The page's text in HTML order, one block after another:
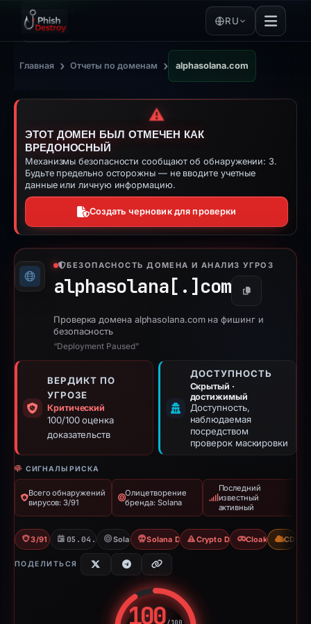
RU
Главная › Отчеты по доменам › alphasolana.com
⚠️
ЭТОТ ДОМЕН БЫЛ ОТМЕЧЕН КАК
ВРЕДОНОСНЫЙ
Механизмы безопасности сообщают об обнаружении: 3.
Будьте предельно осторожны — не вводите учетные
данные или личную информацию.
Создать черновик для проверки
БЕЗОПАСНОСТЬ ДОМЕНА И АНАЛИЗ УГРОЗ
alphasolana[.] com Копировать
Проверка домена alphasolana.com на фишинг и
безопасность
“Deployment Paused”
ВЕРДИКТ ПО
УГРОЗЕ
Критический
100/100 оценка
доказательств
ДОСТУПНОСТЬ
Скрытый ·
достижимый
Доступность,
наблюдаемая
посредством
проверок маскировки
СИГНАЛЫ РИСКА
Всего обнаружений
вирусов: 3/91
Олицетворение
бренда: Solana
Последний
известный
активный
3/91 VT 05.04.2026Solana Solana DrainerCrypto DrainerCloaking CDN
ПОДЕЛИТЬСЯ
100/100